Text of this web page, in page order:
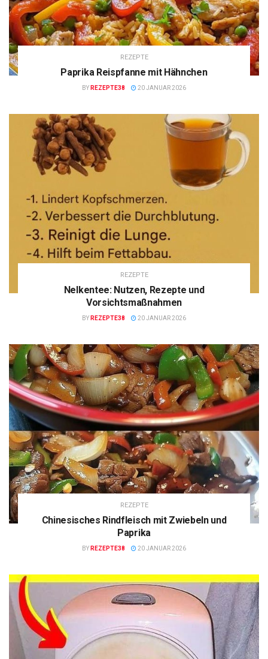
REZEPTE
Paprika Reispfanne mit Hähnchen
BY REZEPTE38 20 JANUAR 2026
REZEPTE
Nelkentee: Nutzen, Rezepte und
Vorsichtsmaßnahmen
BY REZEPTE38 20 JANUAR 2026
REZEPTE
Chinesisches Rindfleisch mit Zwiebeln und
Paprika
BY REZEPTE38 20 JANUAR 2026